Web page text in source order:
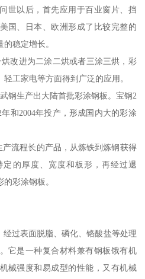
世以后，首先应用于百业窗片、挡
国、日本、欧洲形成了比较完整的
稳定增长。
改进为二涂二烘或者三涂三烘，彩
工家电等方面得到广泛的应用。
生产出大陆首批彩涂钢板。宝钢2
和2004年投产，形成国内大的彩涂
流程长的产品，从炼铁到炼钢获得
的厚度、宽度和板形，再经过退
彩涂钢板。
过表面脱脂、磷化、铬酸盐等处理
它是一种复合材料兼有钢板饿有机
械强度和易成型的性能，又有机械